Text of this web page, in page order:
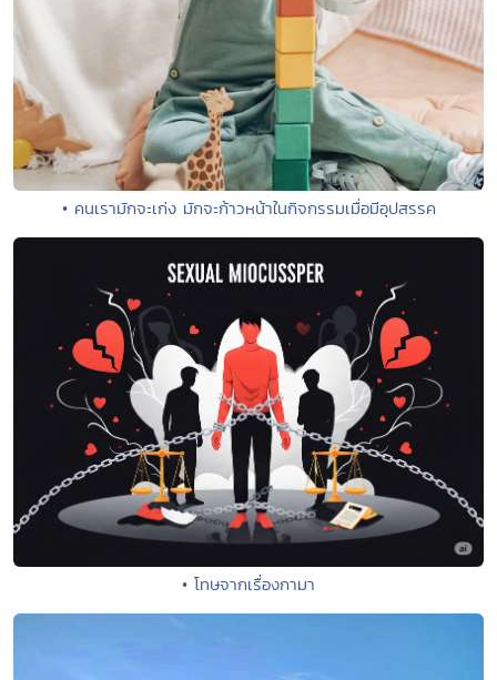
• คนเรามักจะเก่ง มักจะก้าวหน้าในกิจกรรมเมื่อมีอุปสรรค
• โทษจากเรื่องกามา